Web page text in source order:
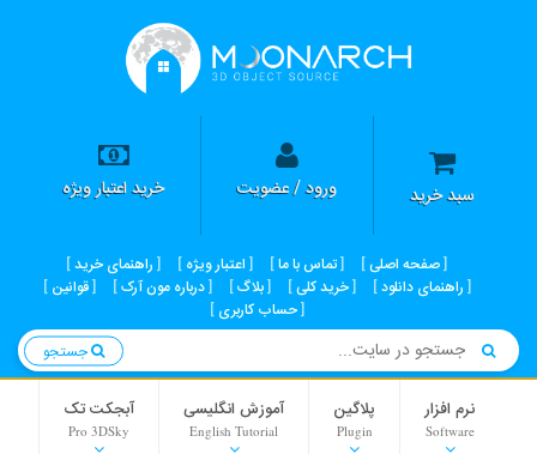
سبد خرید ورود / عضویت خرید اعتبار ویژه
صفحه اصلی تماس با ما اعتبار ویژه
راهنمای خرید
راهنمای دانلود
خرید کلی بلاگ درباره مون آرک
قوانین
حساب کاربری
نرم افزار
Software
پلاگین
Plugin
آموزش انگلیسی
English Tutorial
آبجکت تک
Pro 3DSky